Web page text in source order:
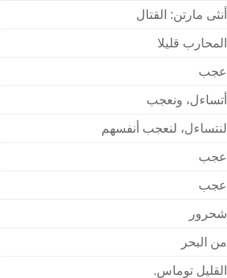
أنثى مارتن: القتال
المحارب قليلا
عجب
أتساءل، ونعجب
لنتساءل، لنعجب أنفسهم
عجب
عجب
شحرور
من البحر
القليل توماس.